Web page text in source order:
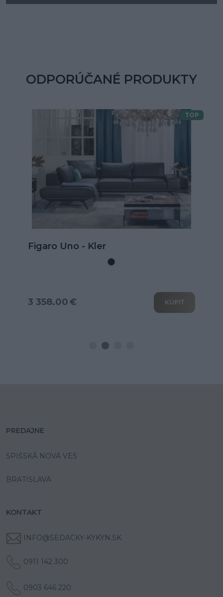
ODPORÚČANÉ PRODUKTY
TOP
Doprava zdarma
Kožená rohová sedačka Goya s
rozkladom na spanie
3 802.00 € KÚPIŤ
PREDAJNE
SPIŠSKÁ NOVÁ VES
BRATISLAVA
KONTAKT
INFO@SEDACKY-KYKYN.SK
0911 142 300
0903 646 220